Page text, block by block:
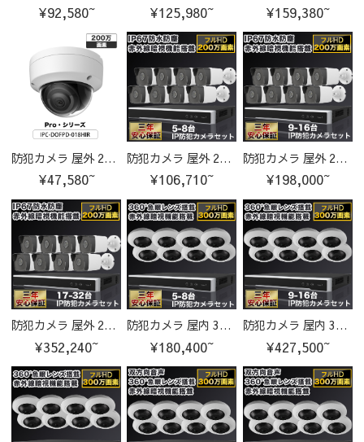
¥92,580~ ¥125,980~ ¥159,380~
防犯カメラ 屋外 200万画素 固定レンズ2.8mm IP67防塵防水 IPカメラ IPC-DOFPD-018HIR-cam
¥47,580~
防犯カメラ 屋外 200万画素 固定レンズ2.8mm IP67防塵防水 IPカメラ 5-8台セット
¥106,710~
防犯カメラ 屋外 200万画素 固定レンズ2.8mm IP67防塵防水 IPカメラ 9-16台セット
¥198,000~
防犯カメラ 屋外 200万画素 固定レンズ2.8mm IP67防塵防水 IPカメラ 17-32台セット
¥352,240~
防犯カメラ 屋内 300万画素 魚眼レンズ 水平視野180°垂直視野 180°IPカメラ 5-8台セット
¥180,400~
防犯カメラ 屋内 300万画素 魚眼レンズ 水平視野180°垂直視野 180°IPカメラ 9-16台セット
¥427,500~